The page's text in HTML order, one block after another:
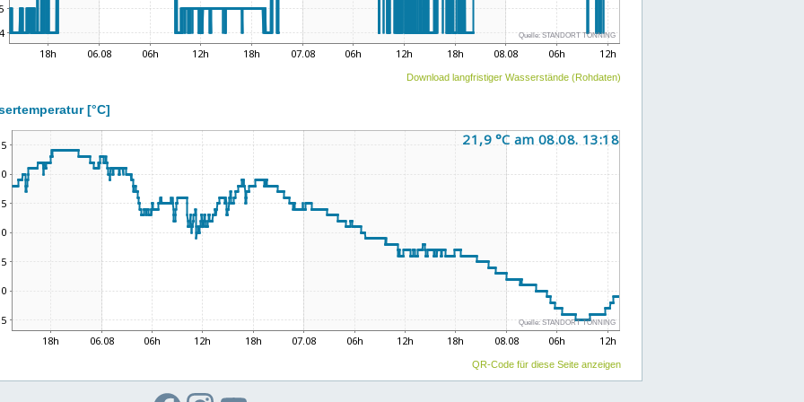
Download langfristiger Wasserstände (Rohdaten)
[°C]
QR-Code für diese Seite anzeigen